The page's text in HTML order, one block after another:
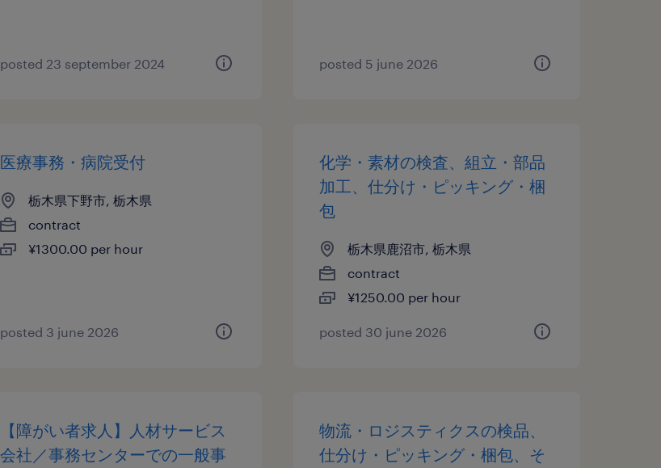
posted 23 september 2024 posted 5 june 2026
医療事務・病院受付
栃木県下野市, 栃木県
contract
¥1300.00 per hour
posted 3 june 2026
化学・素材の検査、組立・部品
加工、仕分け・ピッキング・梱
包
栃木県鹿沼市, 栃木県
contract
¥1250.00 per hour
posted 30 june 2026
【障がい者求人】人材サービス
会社／事務センターでの一般事
物流・ロジスティクスの検品、
仕分け・ピッキング・梱包、そ